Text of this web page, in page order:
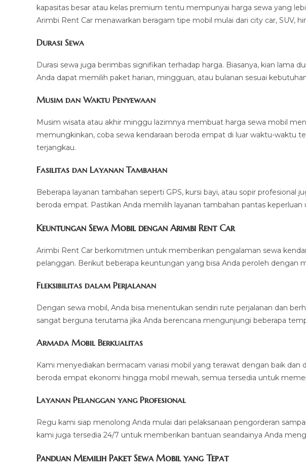
kapasitas besar atau kelas premium tentu mempunyai harga sewa yang
Arimbi Rent Car menawarkan beragam tipe mobil mulai dari city car, SUV,
Durasi Sewa
Durasi sewa juga berimbas signifikan terhadap harga. Biasanya, kian lama
Anda dapat memilih paket harian, mingguan, atau bulanan sesuai
Musim dan Waktu Penyewaan
Musim wisata atau akhir minggu lazimnya membuat harga sewa mobil
memungkinkan, coba sewa kendaraan beroda empat di luar waktu-waktu
terjangkau.
Fasilitas dan Layanan Tambahan
Beberapa layanan tambahan seperti GPS, kursi bayi, atau sopir profesional
beroda empat. Pastikan Anda memilih layanan tambahan pantas
Keuntungan Sewa Mobil dengan Arimbi Rent Car
Arimbi Rent Car berkomitmen untuk memberikan pengalaman sewa
pelanggan. Berikut beberapa keuntungan yang bisa Anda peroleh dengan
Fleksibilitas dalam Perjalanan
Dengan sewa mobil, Anda bisa menentukan sendiri rute perjalanan dan
sangat berguna terutama jika Anda berencana mengunjungi beberapa
Armada Mobil Berkualitas
Kami menyediakan bermacam variasi mobil yang terawat dengan baik dan
beroda empat ekonomi hingga mobil mewah, semua tersedia untuk
Layanan Pelanggan yang Profesional
Regu kami siap menolong Anda mulai dari pelaksanaan pengorderan
kami juga tersedia 24/7 untuk memberikan bantuan seandainya Anda
Panduan Memilih Paket Sewa Mobil yang Tepat